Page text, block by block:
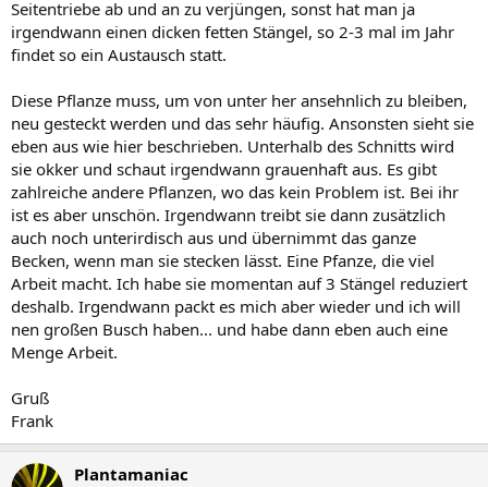
Seitentriebe ab und an zu verjüngen, sonst hat man ja
irgendwann einen dicken fetten Stängel, so 2-3 mal im Jahr
findet so ein Austausch statt.
Diese Pflanze muss, um von unter her ansehnlich zu bleiben,
neu gesteckt werden und das sehr häufig. Ansonsten sieht sie
eben aus wie hier beschrieben. Unterhalb des Schnitts wird
sie okker und schaut irgendwann grauenhaft aus. Es gibt
zahlreiche andere Pflanzen, wo das kein Problem ist. Bei ihr
ist es aber unschön. Irgendwann treibt sie dann zusätzlich
auch noch unterirdisch aus und übernimmt das ganze
Becken, wenn man sie stecken lässt. Eine Pfanze, die viel
Arbeit macht. Ich habe sie momentan auf 3 Stängel reduziert
deshalb. Irgendwann packt es mich aber wieder und ich will
nen großen Busch haben... und habe dann eben auch eine
Menge Arbeit.
Gruß
Frank
Plantamaniac